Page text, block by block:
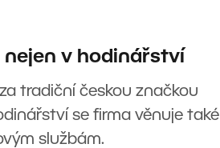
nejen v hodinářství
tradiční českou značkou
se firma věnuje také
službám.